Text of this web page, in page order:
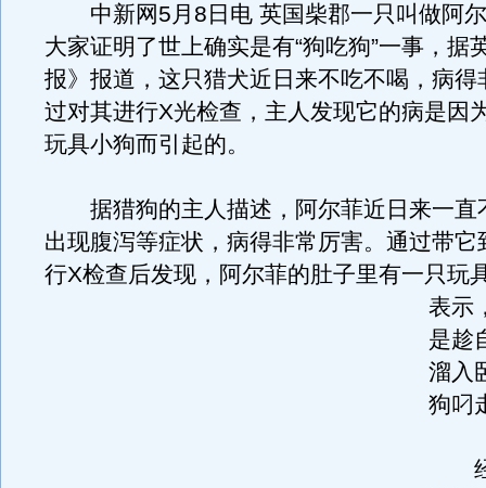
中新网5月8日电 英国柴郡一只叫做阿
大家证明了世上确实是有“狗吃狗”一事，据
报》报道，这只猎犬近日来不吃不喝，病得
过对其进行X光检查，主人发现它的病是因
玩具小狗而引起的。
据猎狗的主人描述，阿尔菲近日来一直
出现腹泻等症状，病得非常厉害。通过带它
行X检查后发现，阿尔菲的肚子里有一只玩
表示
是趁
溜入
狗叼
经